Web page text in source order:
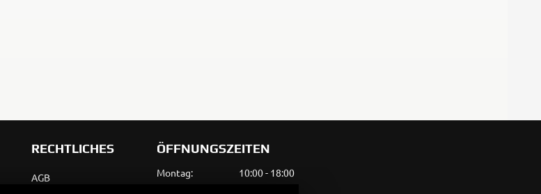
RECHTLICHES
AGB
ÖFFNUNGSZEITEN
Montag:
10:00 - 18:00